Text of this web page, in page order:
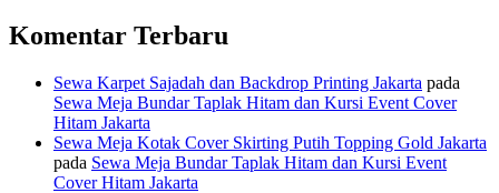
Komentar Terbaru
Sewa Karpet Sajadah dan Backdrop Printing Jakarta pada
Sewa Meja Bundar Taplak Hitam dan Kursi Event Cover
Hitam Jakarta
Sewa Meja Kotak Cover Skirting Putih Topping Gold Jakarta
pada Sewa Meja Bundar Taplak Hitam dan Kursi Event
Cover Hitam Jakarta